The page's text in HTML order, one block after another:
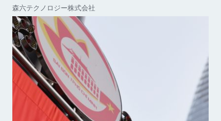
森六テクノロジー株式会社